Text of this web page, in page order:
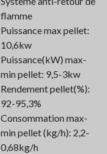
flamme
Puissance max pellet:
10,6kw
Puissance(kW) max-
min pellet: 9,5-3kw
Rendement pellet(%):
92-95,3%
Consommation max-
min pellet (kg/h): 2,2-
0,68kg/h